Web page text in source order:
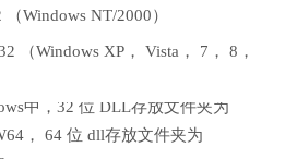
Windows NT/2000）
（Windows XP， Vista， 7， 8，
中，32 位 DLL存放文件夹为
， 64 位 dll存放文件夹为